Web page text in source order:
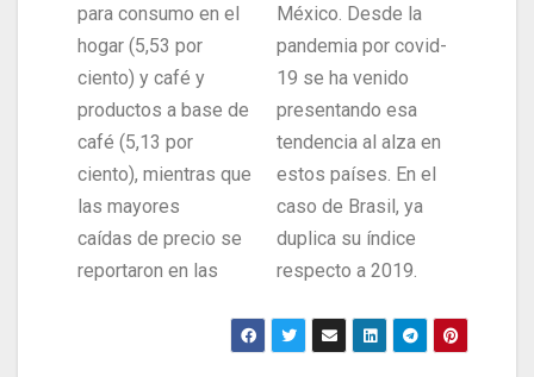
para consumo en el
hogar (5,53 por
ciento) y café y
productos a base de
café (5,13 por
ciento), mientras que
las mayores
caídas de precio se
reportaron en las
México. Desde la
pandemia por covid-
19 se ha venido
presentando esa
tendencia al alza en
estos países. En el
caso de Brasil, ya
duplica su índice
respecto a 2019.